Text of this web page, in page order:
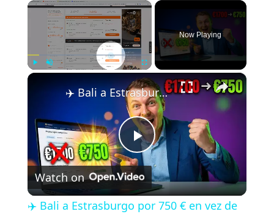
×
Now Playing
×
P
l
✈️ Bali a Estrasburgo por 750 € en vez de 1700 € — El Truco de Vuelos que Ocultan las Comparadoras 🤯
Watch on
✈️ Bali a Estrasburgo por 750 € en vez de